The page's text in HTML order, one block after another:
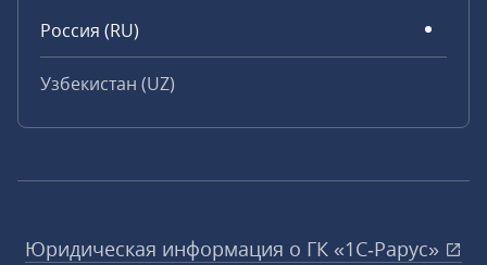
Россия (RU)
Узбекистан (UZ)
Юридическая информация о ГК «1С‑Рарус»